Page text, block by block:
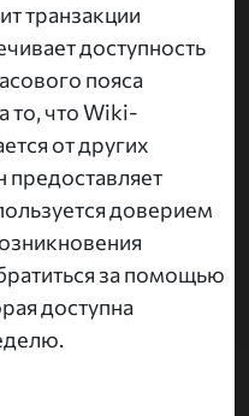
транзакции
доступность
пояса
то, что Wiki-
от других
предоставляет
доверием
за помощью
доступна